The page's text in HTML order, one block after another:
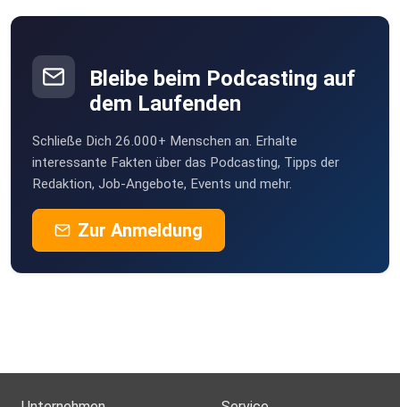
Bleibe beim Podcasting auf
dem Laufenden
Schließe Dich 26.000+ Menschen an. Erhalte
interessante Fakten über das Podcasting, Tipps der
Redaktion, Job-Angebote, Events und mehr.
Zur Anmeldung